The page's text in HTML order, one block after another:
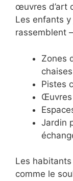
œuvres d’art
Les enfants y
rassemblent
Zones
Pistes
Œuvres
Jardin
Les
comme le